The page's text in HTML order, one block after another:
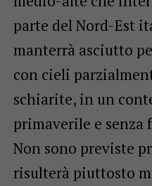
parte del Nord-Est
manterrà asciutto
con cieli
schiarite, in un
primaverile e
Non sono previste
risulterà piuttosto